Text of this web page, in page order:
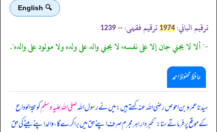
🔍 English
ترقیم الباني: 1974 ترقیم فقہی: --
1239
-" ألا لا يجني جان إلا على نفسه، لا يجني والد على ولده ولا مولود على والده".
حافظ محفوظ احمد
سیدنا عمرو بن احوص رضی اللہ عنہ کہتے ہیں: میں نے رسول اللہصلی اللہ علیہ وسلمکو حجۃ الوداع
کے موقع پر فرماتے سنا:”خبردار! ہر مجرم صرف اپنے حق میں برا کرے گا، والد اپنے بیٹے کی حق